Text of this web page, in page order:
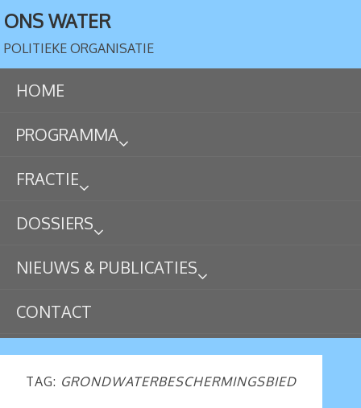
ONS WATER
POLITIEKE ORGANISATIE
HOME
PROGRAMMA
FRACTIE
DOSSIERS
NIEUWS & PUBLICATIES
CONTACT
TAG: GRONDWATERBESCHERMINGSBIED